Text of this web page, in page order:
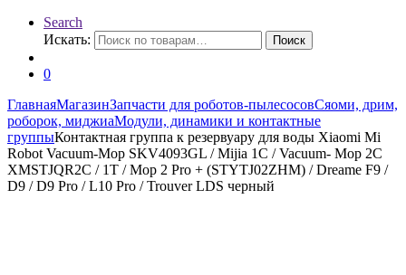
Search
Искать:
Поиск
0
ГлавнаяМагазинЗапчасти для роботов-пылесосовСяоми, дрим,
роборок, миджиаМодули, динамики и контактные
группыКонтактная группа к резервуару для воды Xiaomi Mi
Robot Vacuum-Mop SKV4093GL / Mijia 1C / Vacuum- Mop 2C
XMSTJQR2C / 1T / Mop 2 Pro + (STYTJ02ZHM) / Dreame F9 /
D9 / D9 Pro / L10 Pro / Trouver LDS черный